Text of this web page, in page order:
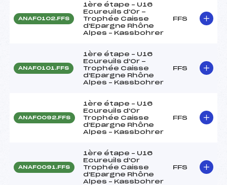
ANAF0102.FFS
1ère étape – U16
Ecureuils d'Or -
Trophée Caisse
d'Epargne Rhône
Alpes – Kassbohrer
FFS
ANAF0101.FFS
1ère étape – U16
Ecureuils d'Or -
Trophée Caisse
d'Epargne Rhône
Alpes – Kassbohrer
FFS
ANAF0092.FFS
1ère étape – U16
Ecureuils d'Or
Trophée Caisse
d'Epargne Rhône
Alpes – Kassbohrer
FFS
ANAF0091.FFS
1ère étape – U16
Ecureuils d'Or
Trophée Caisse
d'Epargne Rhône
Alpes – Kassbohrer
FFS